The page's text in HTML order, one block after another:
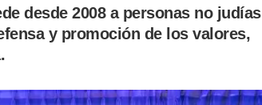
desde 2008 a personas no judías
y promoción de los valores,